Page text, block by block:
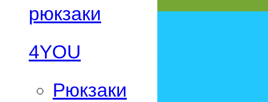
рюкзаки
4YOU
Рюкзаки